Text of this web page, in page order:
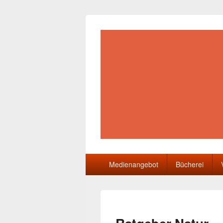
Primäres
Menü Medienangebot Bücherei